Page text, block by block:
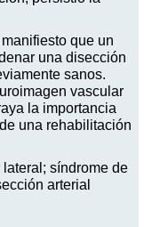
que un
una disección
sanos.
vascular
la importancia
una rehabilitación
lateral; síndrome de
arterial